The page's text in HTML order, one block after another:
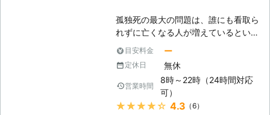
承っております。 早朝や深夜でも、
お客様のご都合の良い時間帯にお電話
ください。 お問い合わせをいただき
場の状況を確認後にその場でお見積り
をさせていただきます。 床上や浴室
の特殊清掃、消臭剤・除菌剤の散布、
消臭・除菌などもおこないますので、
孤独死の最大の問題は、誰にも看取ら
れずに亡くなる人が増えているという
ことです。家族を持たず、または家族
と別れているために1人で亡くなって
しまいます。この寂しさなどが社会問
題となっていますが、もう1つの問題
があるのです。それは遺体についてで
す。孤独死で亡くなった方は家族だけ
目安料金 ー
定休日 無休
営業時間
8時～22時（24時間対応
可）
★★★★★ 4.3 （6）